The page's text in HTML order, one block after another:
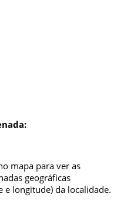
mapa para ver as
geográficas
e longitude) da localidade.